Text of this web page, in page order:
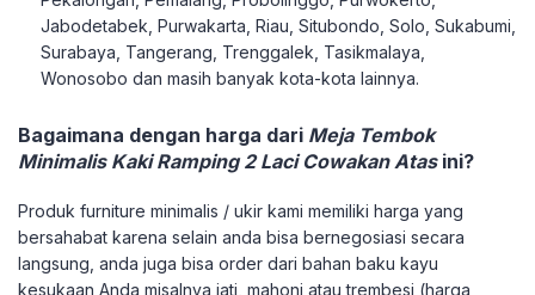
Jabodetabek, Purwakarta, Riau, Situbondo, Solo, Sukabumi,
Surabaya, Tangerang, Trenggalek, Tasikmalaya,
Wonosobo dan masih banyak kota-kota lainnya.
Bagaimana dengan harga dari Meja Tembok
Minimalis Kaki Ramping 2 Laci Cowakan Atasini?
Produk furniture minimalis / ukir kami memiliki harga yang
bersahabat karena selain anda bisa bernegosiasi secara
langsung, anda juga bisa order dari bahan baku kayu
kesukaan Anda misalnya jati, mahoni atau trembesi (harga